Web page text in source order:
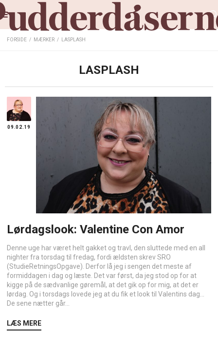
FORSIDE / MÆRKER / LASPLASH
LASPLASH
09.02.19
Lørdagslook: Valentine Con Amor
Denne uge har været helt gakket og travl, den sluttede med en all
nighter fra torsdag til fredag, fordi ældsten skrev SRO
(StudieRetningsOpgave). Derfor lå jeg i sengen det meste af
formiddagen i dag og læste. Det var først, da jeg stod op for at
kigge på de sædvanlige gøremål, at det gik op for mig, at det er
lørdag. Og i torsdags lovede jeg at du fik et look til Valentins dag…
De sene nætter går...
LÆS MERE